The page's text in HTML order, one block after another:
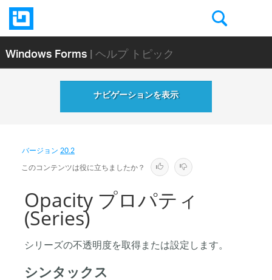
Windows Forms| ヘルプ トピック
ナビゲーションを表示
バージョン20.2
このコンテンツは役に立ちましたか？
Opacity プロパティ
(Series)
シリーズの不透明度を取得または設定します。